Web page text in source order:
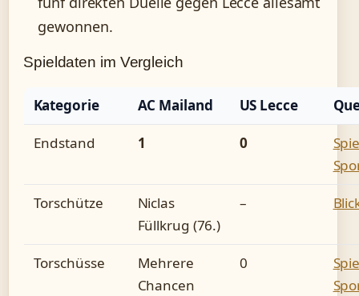
gewonnen.
Spieldaten im Vergleich
Kategorie AC Mailand US Lecce
Endstand 1 0
Torschütze
Niclas
Füllkrug (76.)
–
Torschüsse
Mehrere
Chancen
0